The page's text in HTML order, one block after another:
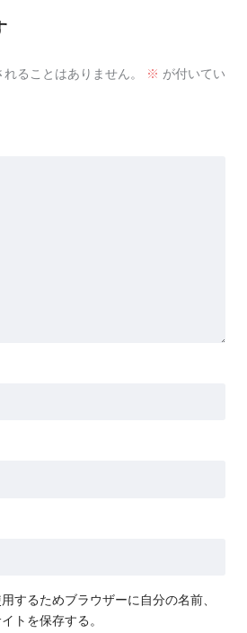
ることはありません。 ※ が付いてい
するためブラウザーに自分の名前、
トを保存する。